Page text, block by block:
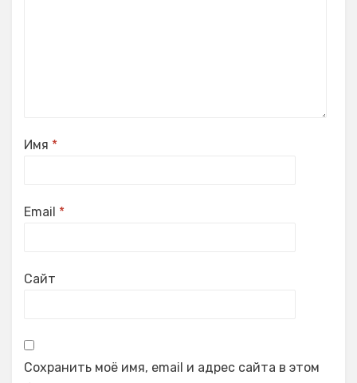
Имя *
Email *
Сайт
Сохранить моё имя, email и адрес сайта в этом